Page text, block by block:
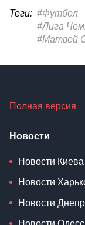
Теги: #Футбол
#Лига
#Матвей
Полная версия
Новости
Новости Киева
Новости
Новости